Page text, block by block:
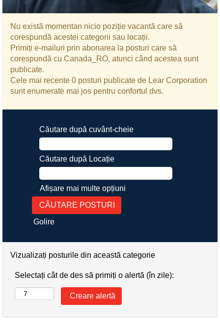
Nu există momentan nicio poziție vacantă care să
corespundă acestei categorii sau locații.
Primiți e-mailuri prin abonarea la posturi care să
corespundă cu Canada_RO, atunci când acestea sunt
publicate.
Cele mai recente 0 posturi publicate de Lear Corporation
sunt enumerate mai jos pentru confortul dvs.
Căutare după cuvânt-cheie
Căutare după Locație
Afișare mai multe opțiuni
Golire
Vizualizați posturile din această categorie
Selectați cât de des să primiți o alertă (în zile):